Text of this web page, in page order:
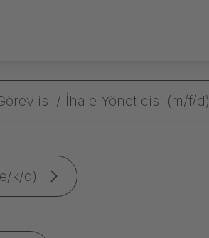
/ İhale Yöneticisi (m/f/d)
k/d)